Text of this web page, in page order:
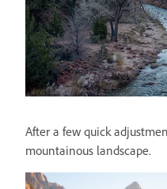
After a few quick
mountainous landscape.